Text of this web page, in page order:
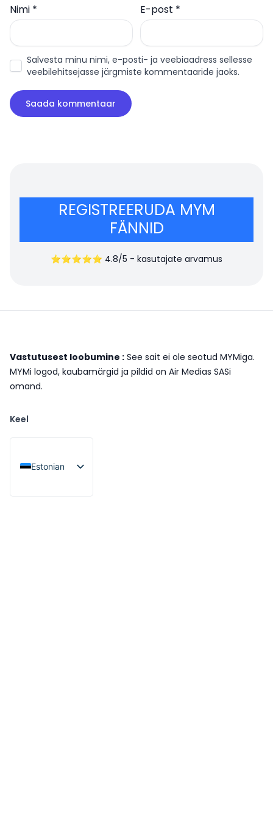
Nimi * E-post *
Salvesta minu nimi, e-posti- ja veebiaadress sellesse
veebilehitsejasse järgmiste kommentaaride jaoks.
REGISTREERUDA MYM
FÄNNID
⭐⭐⭐⭐⭐ 4.8/5 - kasutajate arvamus
Vastutusest loobumine : See sait ei ole seotud MYMiga.
MYMi logod, kaubamärgid ja pildid on Air Medias SASi
omand.
Keel
Estonian
French